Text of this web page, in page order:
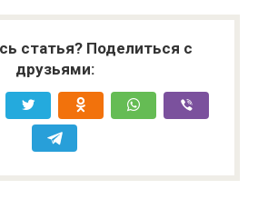
статья? Поделиться с
друзьями: